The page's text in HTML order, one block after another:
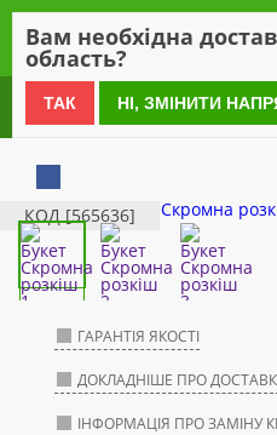
0 800 21 54 55
КОД [565636]
ГАРАНТІЯ ЯКОСТІ
ДОКЛАДНІШЕ ПРО
ІНФОРМАЦІЯ ПРО ЗАМІНУ
Вам необхідна
область?
ТАК НІ, ЗМІНИТИ